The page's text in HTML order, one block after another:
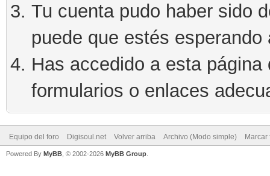
Tu cuenta pudo haber sido
puede que estés esperando
Has accedido a esta
formularios o enlaces
Equipo del foro Digisoul.net Volver arriba Archivo (Modo simple)
Powered By MyBB , © 2002-2026 MyBB Group